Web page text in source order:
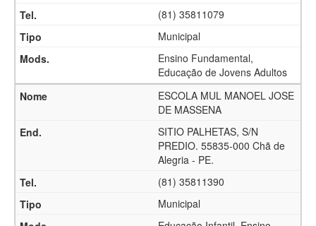
(81) 35811079
Municipal
Ensino Fundamental,
Educação de Jovens Adultos
ESCOLA MUL MANOEL JOSE
DE MASSENA
SITIO PALHETAS, S/N
PREDIO. 55835-000 Chã de
Alegria - PE.
(81) 35811390
Municipal